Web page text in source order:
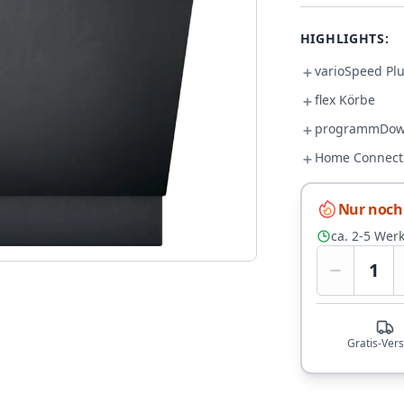
HIGHLIGHTS:
varioSpeed
flex Körbe
Home Connect
Nur
ca. 2-5
1
Gratis-